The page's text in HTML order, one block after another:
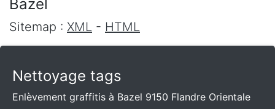
Bazel
Sitemap : XML - HTML
Nettoyage tags
Enlèvement graffitis à Bazel 9150 Flandre Orientale